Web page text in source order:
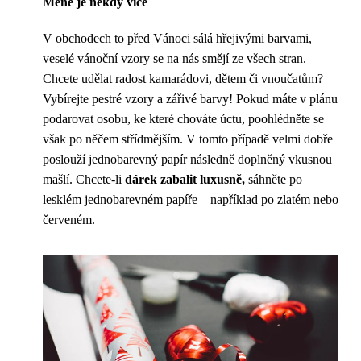
V obchodech to před Vánoci sálá hřejivými barvami,
veselé vánoční vzory se na nás smějí ze všech stran.
Chcete udělat radost kamarádovi, dětem či vnoučatům?
Vybírejte pestré vzory a zářivé barvy! Pokud máte v plánu
podarovat osobu, ke které chováte úctu, poohlédněte se
však po něčem střídmějším. V tomto případě velmi dobře
poslouží jednobarevný papír následně doplněný vkusnou
mašlí. Chcete-li dárek zabalit luxusně, sáhněte po
lesklém jednobarevném papíře – například po zlatém nebo
červeném.